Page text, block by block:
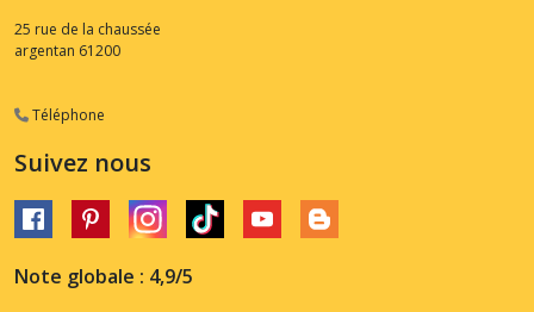
25 rue de la chaussée
argentan 61200
Téléphone
Suivez nous
Note globale : 4,9/5